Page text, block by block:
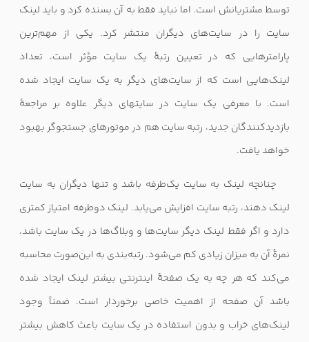
توسط مشتریانش است. اما نباید فقط به آن بسنده کرد و باید لینک
سایت را در سایت‌های دیگران منتشر کرد. یکی از مهم‌ترین
پارامترهایی که در تعیین رتبهٔ یک سایت مؤثر است، تعداد
لینک‌هایی است که از سایت‌های دیگر به یک سایت ایجاد شده
است. با معرفی یک سایت در سایتهای دیگر علاوه بر مراجعهٔ
بازدیدکنندگان جدید، رتبه سایت هم در موتورهای جستجوگر بهبود
خواهد یافت.
چنانچه لینک به سایت یک‌طرفه باشد و تنها دیگران به سایت
لینک دهند، رتبه سایت افزایش می‌یابد. لینک دوطرفه امتیاز کمتری
دارد و اگر فقط لینک دیگر سایت‌ها و وبلاگ‌ها در یک سایت باشد،
نمرهٔ آن به میزان زیادی کم می‌شود. رتبه‌بندی به این‌صورت محاسبه
می‌کند که هر چه به یک صفحهٔ اینترنتی بیشتر لینک ایجاد شده
باشد آن صفحه از اهمیت خاصی برخوردار است. ضمناً وجود
لینک‌های خراب و بدون استفاده در یک سایت باعث کاهش بیشتر